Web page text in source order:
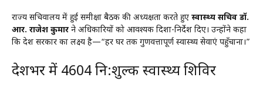
राज्य सचिवालय में हुई समीक्षा बैठक की अध्यक्षता करते हुए स्वास्थ्य सचिव डॉ.
आर. राजेश कुमार ने अधिकारियों को आवश्यक दिशा-निर्देश दिए। उन्होंने कहा
कि प्रदेश सरकार का लक्ष्य है—“हर घर तक गुणवत्तापूर्ण स्वास्थ्य सेवाएं पहुँचाना।”
प्रदेशभर में 4604 नि:शुल्क स्वास्थ्य शिविर